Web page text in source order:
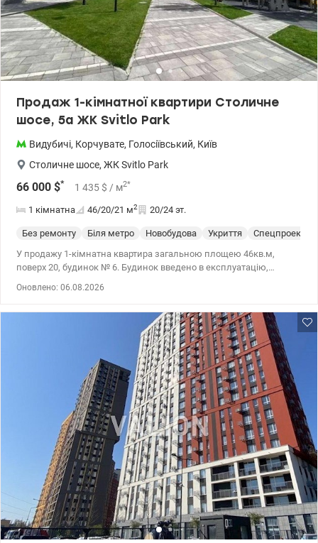
Продаж 1-кімнатної квартири Столичне
шосе, 5а ЖК Svitlo Park
Видубичі, Корчувате, Голосіївський, Київ
Столичне шосе, ЖК Svitlo Park
66 000 $* 1 435 $ / м2*
1 кімнатна 46/20/21 м2 20/24 эт.
Без ремонту Біля метро Новобудова Укриття Спецпроект
У продажу 1-кімнатна квартира загальною площею 46кв.м,
поверх 20, будинок № 6. Будинок введено в експлуатацію,
авто. В комплексі безпечно: територія закрита, вхід по чіпах,
цілодобова охорона, відеонагляд, консьєрж у кожному
парадному. На території комплексу є продуктові магазини, кафе,
аптека, дитячі майданчики, підземний та гостьовий паркінг.
т.044 200 10 80 Valion.ua/1103736
Оновлено: 06.08.2026